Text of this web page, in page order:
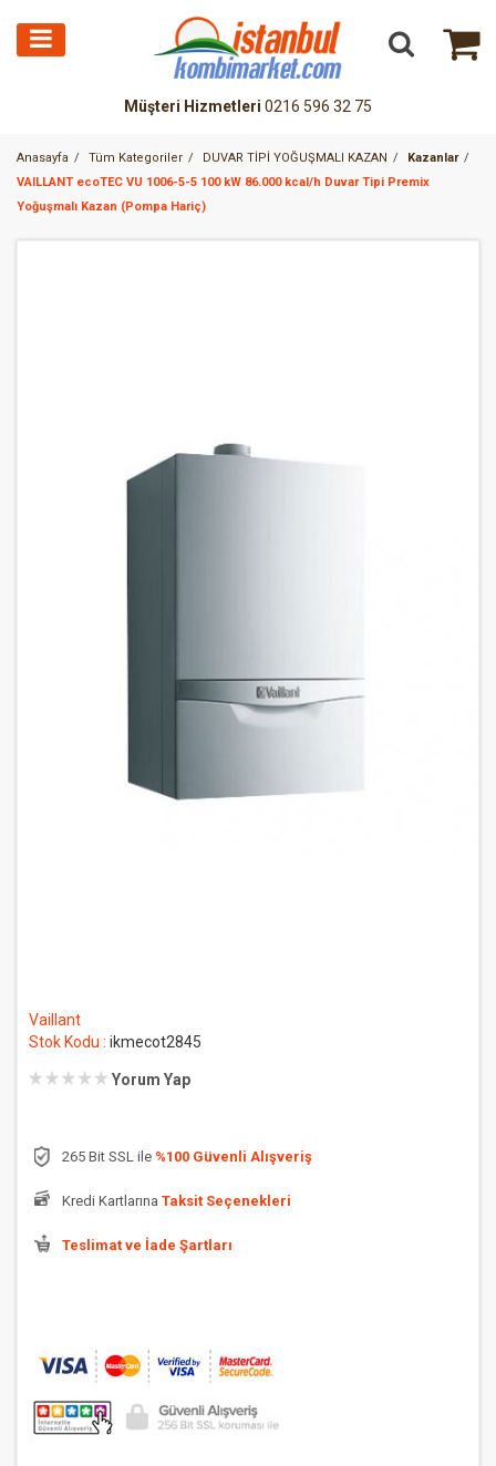
Müşteri Hizmetleri 0216 596 32 75
Anasayfa Tüm Kategoriler DUVAR TİPİ YOĞUŞMALI KAZAN
Kazanlar
VAILLANT ecoTEC VU 1006-5-5 100 kW 86.000 kcal/h Duvar Tipi Premix
Yoğuşmalı Kazan (Pompa Hariç)
Vaillant
Stok Kodu : ikmecot2845
Yorum Yap
265 Bit SSL ile %100 Güvenli Alışveriş
Kredi Kartlarına Taksit Seçenekleri
Teslimat ve İade Şartları